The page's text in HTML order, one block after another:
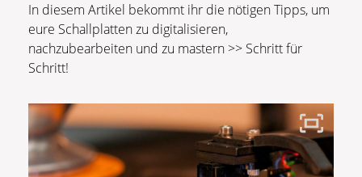
In diesem Artikel bekommt ihr die nötigen Tipps, um
eure Schallplatten zu digitalisieren,
nachzubearbeiten und zu mastern >> Schritt für
Schritt!